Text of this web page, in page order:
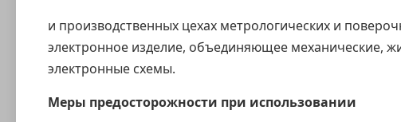
и производственных цехах метрологических и
электронное изделие, объединяющее механические,
электронные схемы.
Меры предосторожности при использовании